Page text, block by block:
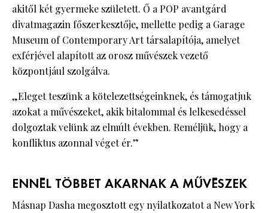
akitől két gyermeke született. Ő a POP avantgárd
divatmagazin főszerkesztője, mellette pedig a Garage
Museum of Contemporary Art társalapítója, amelyet
exférjével alapított az orosz művészek vezető
központjául szolgálva.
„Eleget teszünk a kötelezettségeinknek, és támogatjuk
azokat a művészeket, akik bitalommal és lelkesedéssel
dolgoztak velünk az elmúlt években. Reméljük, hogy a
konfliktus azonnal véget ér.”
ENNÉL TÖBBET AKARNAK A MŰVÉSZEK
Másnap Dasha megosztott egy nyilatkozatot a New York